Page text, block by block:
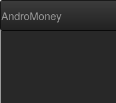
AndroMoney